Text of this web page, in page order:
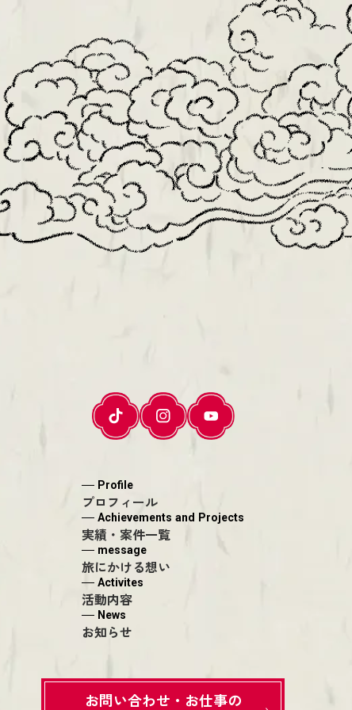
Profile
プロフィール
Achievements and Projects
実績・案件一覧
message
旅にかける想い
Activites
活動内容
News
お知らせ
お問い合わせ・お仕事の